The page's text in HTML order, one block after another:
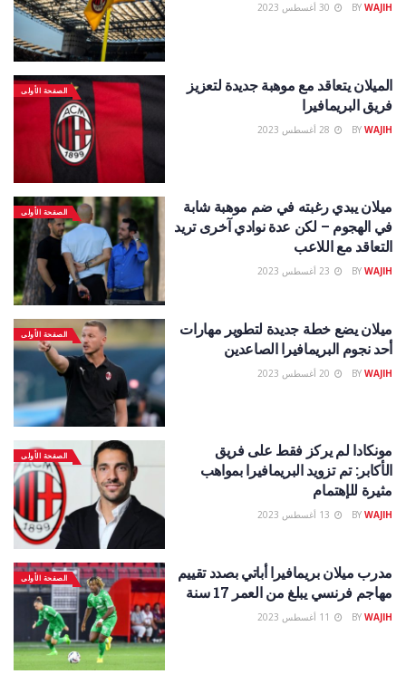
BY WAJIH
الصفحة الأولى
الميلان يتعاقد مع موهبة جديدة لتعزيز
فريق البريمافيرا
BY WAJIH
الصفحة الأولى
ميلان يبدي رغبته في ضم موهبة شابة
في الهجوم – لكن عدة نوادي آخرى تريد
التعاقد مع اللاعب
BY WAJIH
الصفحة الأولى
ميلان يضع خطة جديدة لتطوير مهارات
أحد نجوم البريمافيرا الصاعدين
BY WAJIH
الصفحة الأولى
مونكادا لم يركز فقط على فريق
الأكابر: تم تزويد البريمافيرا بمواهب
مثيرة للإهتمام
BY WAJIH
الصفحة الأولى
مدرب ميلان بريمافيرا أباتي بصدد تقييم
مهاجم فرنسي يبلغ من العمر 17 سنة
BY WAJIH